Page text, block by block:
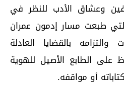
وعشاق الأدب للنظر في
طبعت مسار إدمون عمران
والتزامه بالقضايا العادلة
على الطابع الأصيل للهوية
أو مواقفه.